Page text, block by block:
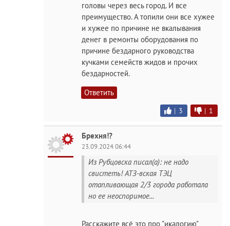
головы через весь город. И все
преимущество. А топили они все хужее
и хужее по причине не вкалывания
денег в ремонты оборудования по
причине бездарного руководства
кучками семейств жидов и прочих
бездарностей.
Ответить
| 3 | 1
Брехня!?
23.09.2024 06:44
Из Рубцовска писал(а): не надо
свистеть! АТЗ-вская ТЭЦ
отапливающая 2/3 города работала
но ее неоспоримое...
Расскажите всё это про "икалогию"